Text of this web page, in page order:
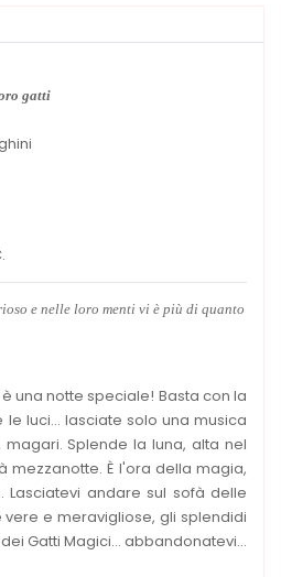
gatti
e nelle loro menti vi è più di quanto
è una notte speciale! Basta con la
le luci... lasciate solo una musica
Splende la luna, alta nel
mezzanotte. È l'ora della magia,
Lasciatevi andare sul sofà delle
e meravigliose, gli splendidi
Gatti Magici... abbandonatevi...